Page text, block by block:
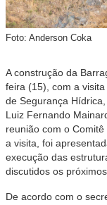
Foto: Anderson Coka
A construção da
feira (15), com a
de Segurança
Luiz Fernando
reunião com o
a visita, foi
execução das
discutidos os
De acordo com o